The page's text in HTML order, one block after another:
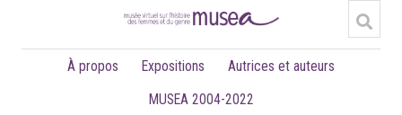
À propos Expositions
Autrices et auteurs
MUSEA 2004-2022